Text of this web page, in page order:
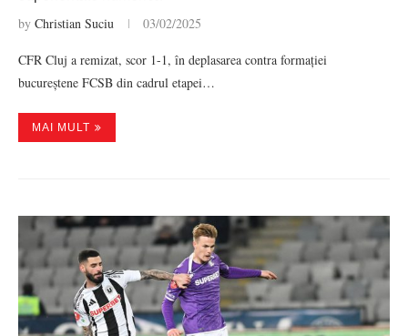
by Christian Suciu 03/02/2025
CFR Cluj a remizat, scor 1-1, în deplasarea contra formației
bucureștene FCSB din cadrul etapei…
MAI MULT